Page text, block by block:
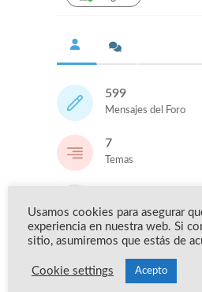
599
Mensajes del Foro
7
Temas
Preguntas
0
Respuestas
Usamos cookies para asegurar
experiencia en nuestra web. Si
sitio, asumiremos que estás de
Cookie settings Acepto